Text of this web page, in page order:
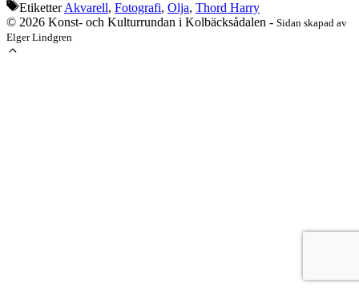
EtiketterAkvarell, Fotografi, Olja, Thord Harry
© 2026 Konst- och Kulturrundan i Kolbäcksådalen - Sidan skapad av
Elger Lindgren